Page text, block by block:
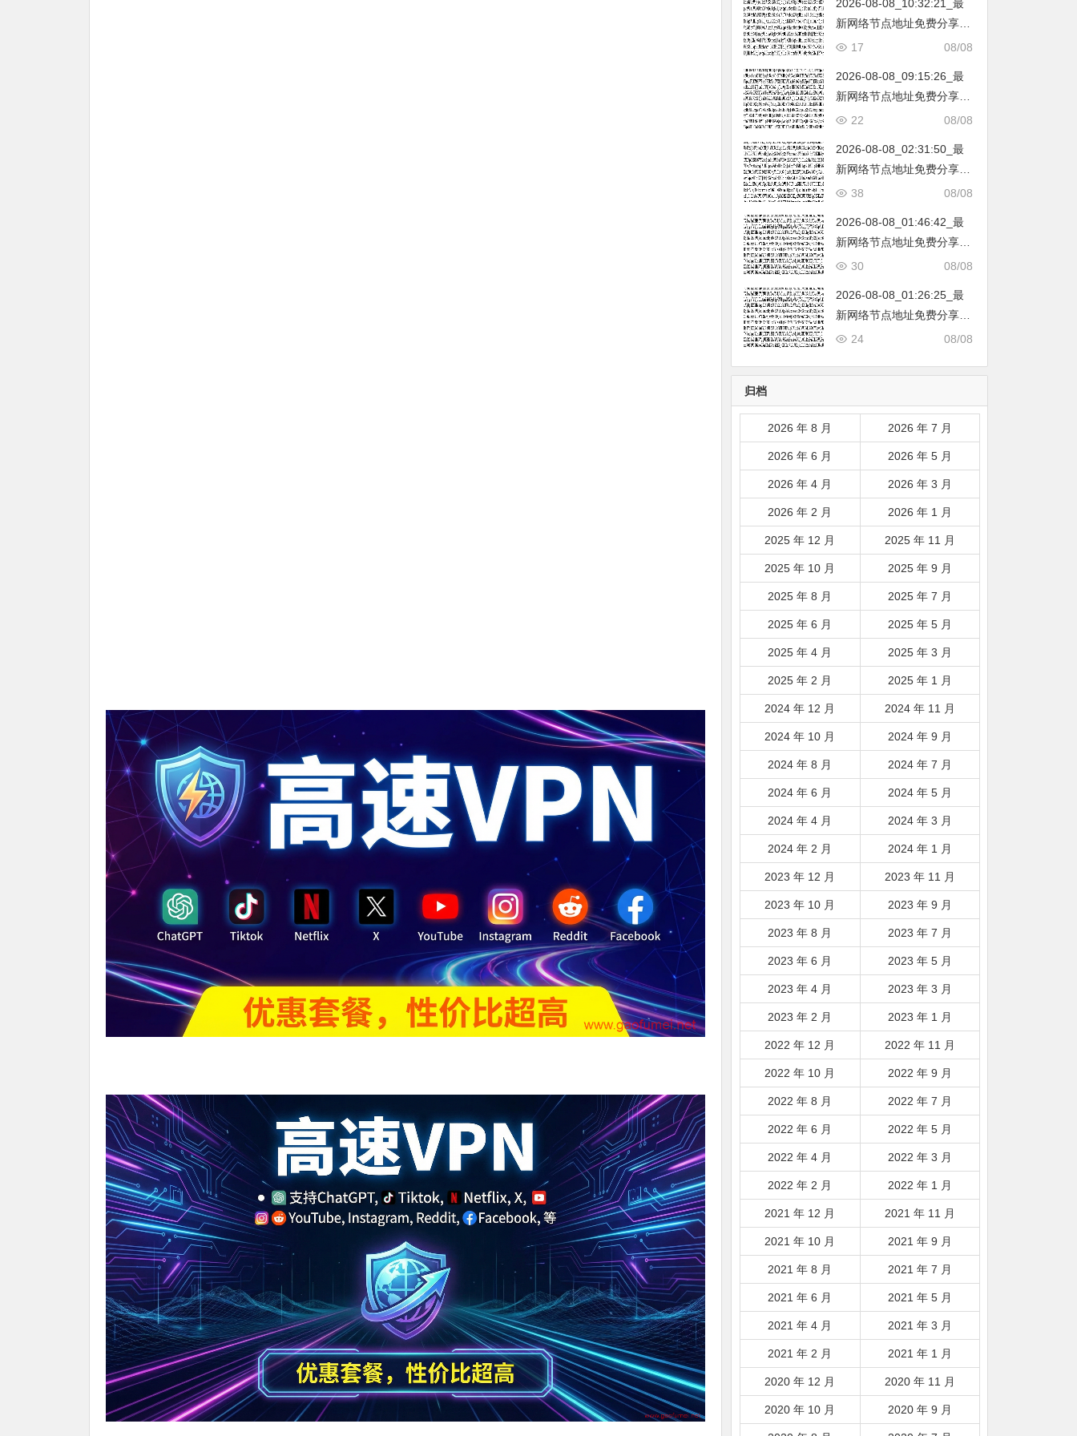
韩国|新加坡|台湾|马来西亚|
…
2026-08-08_10:32:21_最
新网络节点地址免费分享…
不定期更新…开放免费分享
韩国|新加坡|台湾|马来西亚|
…
08/08
17
2026-08-08_09:15:26_最
新网络节点地址免费分享…
不定期更新…开放免费分享
韩国|新加坡|台湾|马来西亚|
…
08/08
22
2026-08-08_02:31:50_最
新网络节点地址免费分享…
不定期更新…开放免费分享
韩国|新加坡|台湾|马来西亚|
…
08/08
38
2026-08-08_01:46:42_最
新网络节点地址免费分享…
不定期更新…开放免费分享
韩国|新加坡|台湾|马来西亚|
…
08/08
30
2026-08-08_01:26:25_最
新网络节点地址免费分享…
不定期更新…开放免费分享
韩国|新加坡|台湾|马来西亚|
08/08
24
归档
2026 年 8 月 2026 年 7 月
2026 年 6 月 2026 年 5 月
2026 年 4 月 2026 年 3 月
2026 年 2 月 2026 年 1 月
2025 年 12 月 2025 年 11 月
2025 年 10 月 2025 年 9 月
2025 年 8 月 2025 年 7 月
2025 年 6 月 2025 年 5 月
2025 年 4 月 2025 年 3 月
2025 年 2 月 2025 年 1 月
2024 年 12 月 2024 年 11 月
2024 年 10 月 2024 年 9 月
2024 年 8 月 2024 年 7 月
2024 年 6 月 2024 年 5 月
2024 年 4 月 2024 年 3 月
2024 年 2 月 2024 年 1 月
2023 年 12 月 2023 年 11 月
2023 年 10 月 2023 年 9 月
2023 年 8 月 2023 年 7 月
2023 年 6 月 2023 年 5 月
2023 年 4 月 2023 年 3 月
2023 年 2 月 2023 年 1 月
2022 年 12 月 2022 年 11 月
2022 年 10 月 2022 年 9 月
2022 年 8 月 2022 年 7 月
2022 年 6 月 2022 年 5 月
2022 年 4 月 2022 年 3 月
2022 年 2 月 2022 年 1 月
2021 年 12 月 2021 年 11 月
2021 年 10 月 2021 年 9 月
2021 年 8 月 2021 年 7 月
2021 年 6 月 2021 年 5 月
2021 年 4 月 2021 年 3 月
2021 年 2 月 2021 年 1 月
2020 年 12 月 2020 年 11 月
2020 年 10 月 2020 年 9 月